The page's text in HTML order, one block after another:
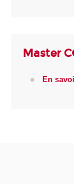
Master
En